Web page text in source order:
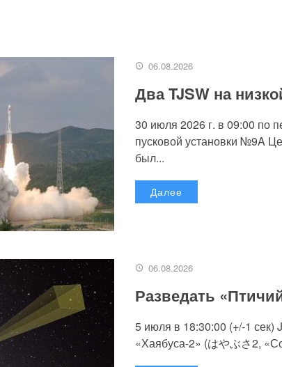
06.08.2026
Два TJSW на
30 июля 2026 г. в 09:00 по
пусковой установки №9A
был...
Далее
06.08.2026
Разведать
5 июля в 18:30:00 (+/-1 сек)
«Хаябуса-2» (はやぶさ2,